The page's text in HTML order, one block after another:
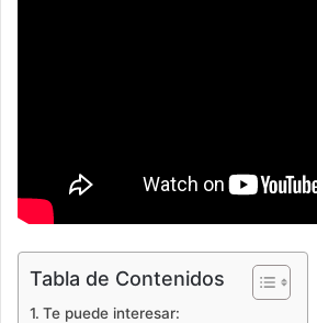
Tabla de Contenidos
Te puede interesar: